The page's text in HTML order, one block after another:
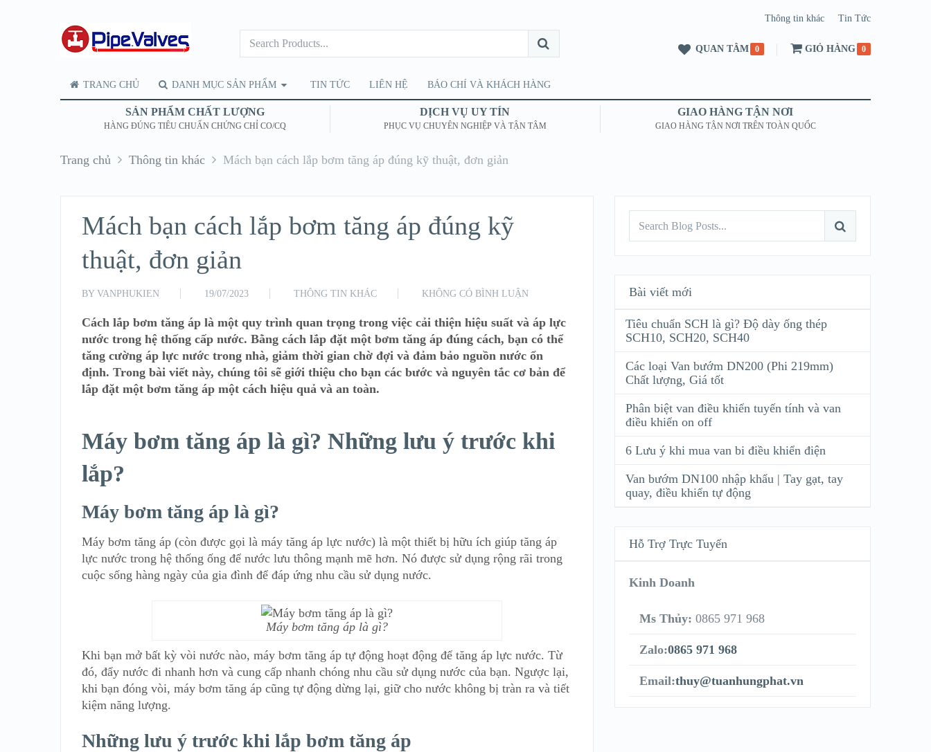
Thông tin khác Tin Tức
QUAN TÂM 0 GIỎ HÀNG 0
TRANG CHỦ DANH MỤC SẢN PHẨM TIN TỨC LIÊN HỆ BÁO CHÍ VÀ KHÁCH HÀNG
SẢN PHẨM CHẤT LƯỢNG
HÀNG ĐÚNG TIÊU CHUẨN CHỨNG CHỈ CO/CQ
DỊCH VỤ UY TÍN
PHỤC VỤ CHUYÊN NGHIỆP VÀ TẬN TÂM
GIAO HÀNG TẬN NƠI
GIAO HÀNG TẬN NƠI TRÊN TOÀN QUỐC
Trang chủ Thông tin khác Mách bạn cách lắp bơm tăng áp đúng kỹ thuật, đơn giản
Mách bạn cách lắp bơm tăng áp đúng kỹ
thuật, đơn giản
BY VANPHUKIEN 19/07/2023 THÔNG TIN KHÁC KHÔNG CÓ BÌNH LUẬN
Cách lắp bơm tăng áp là một quy trình quan trọng trong việc cải thiện hiệu suất và áp lực
nước trong hệ thống cấp nước. Bằng cách lắp đặt một bơm tăng áp đúng cách, bạn có thể
tăng cường áp lực nước trong nhà, giảm thời gian chờ đợi và đảm bảo nguồn nước ổn
định. Trong bài viết này, chúng tôi sẽ giới thiệu cho bạn các bước và nguyên tắc cơ bản để
lắp đặt một bơm tăng áp một cách hiệu quả và an toàn.
Máy bơm tăng áp là gì? Những lưu ý trước khi
lắp?
Máy bơm tăng áp là gì?
Máy bơm tăng áp (còn được gọi là máy tăng áp lực nước) là một thiết bị hữu ích giúp tăng áp
lực nước trong hệ thống ống để nước lưu thông mạnh mẽ hơn. Nó được sử dụng rộng rãi trong
cuộc sống hàng ngày của gia đình để đáp ứng nhu cầu sử dụng nước.
Máy bơm tăng áp là gì?
Khi bạn mở bất kỳ vòi nước nào, máy bơm tăng áp tự động hoạt động để tăng áp lực nước. Từ
đó, đẩy nước đi nhanh hơn và cung cấp nhanh chóng nhu cầu sử dụng nước của bạn. Ngược lại,
khi bạn đóng vòi, máy bơm tăng áp cũng tự động dừng lại, giữ cho nước không bị tràn ra và tiết
kiệm năng lượng.
Những lưu ý trước khi lắp bơm tăng áp
Bài viết mới
Tiêu chuẩn SCH là gì? Độ dày ống thép
SCH10, SCH20, SCH40
Các loại Van bướm DN200 (Phi 219mm)
Chất lượng, Giá tốt
Phân biệt van điều khiển tuyến tính và van
điều khiển on off
6 Lưu ý khi mua van bi điều khiển điện
Van bướm DN100 nhập khẩu | Tay gạt, tay
quay, điều khiển tự động
Hỗ Trợ Trực Tuyến
Kinh Doanh
Ms Thủy: 0865 971 968
Zalo:0865 971 968
Email:thuy@tuanhungphat.vn